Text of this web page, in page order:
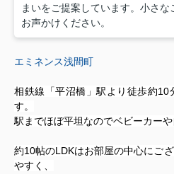
まいをご提案しています。小さ
お声かけください。
エミネンス浅間町
相鉄線「平沼橋」駅より徒歩約
す。
駅までほぼ平坦なのでベビーカーや
約10帖のLDKはお部屋の中心にご
やすく、